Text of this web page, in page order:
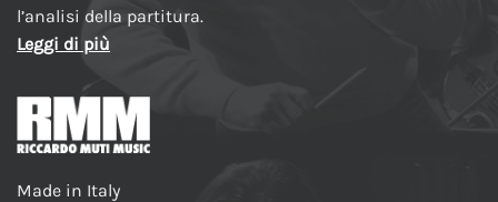
l’analisi della partitura.
Leggi di più
Made in Italy